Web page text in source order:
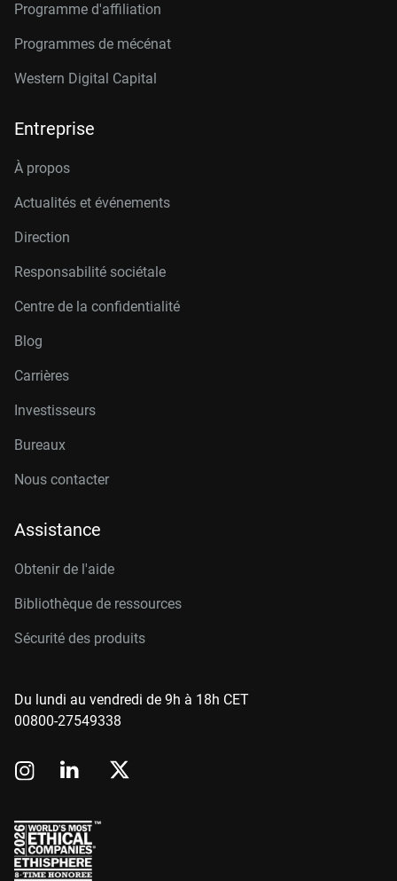
Programme d'affiliation
Programmes de mécénat
Western Digital Capital
Entreprise
À propos
Actualités et événements
Direction
Responsabilité sociétale
Centre de la confidentialité
Blog
Carrières
Investisseurs
Bureaux
Nous contacter
Assistance
Obtenir de l'aide
Bibliothèque de ressources
Sécurité des produits
Du lundi au vendredi de 9h à 18h CET
00800-27549338